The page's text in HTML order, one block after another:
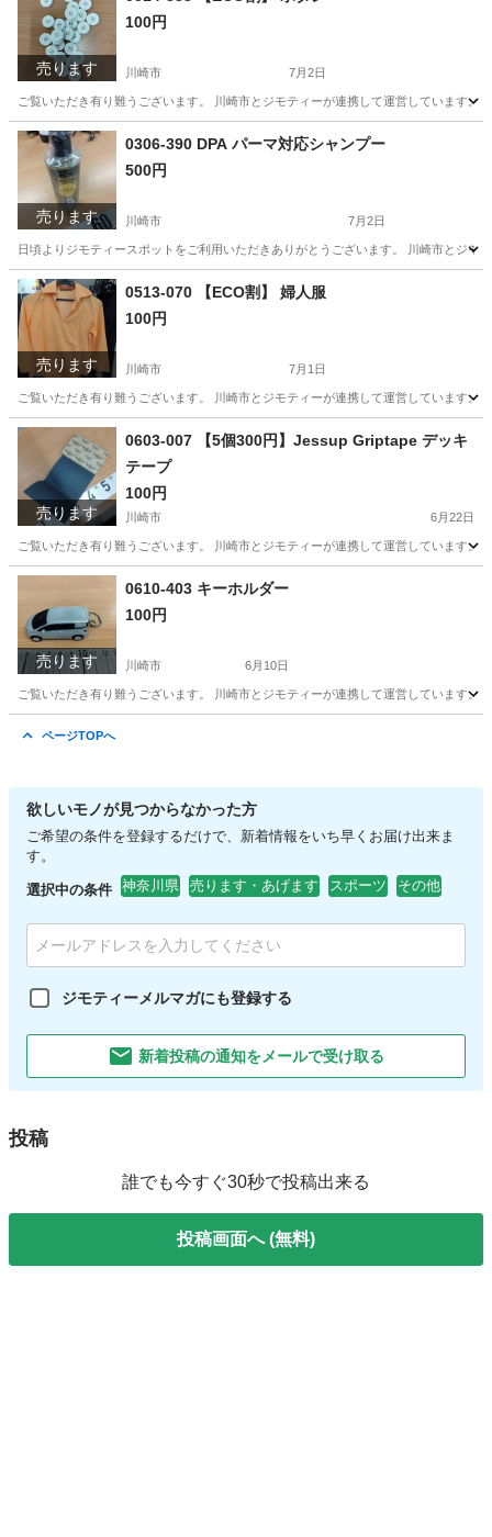
売ります
100円
川崎市 7月2日
ご覧いただき有り難うございます。 川崎市とジモティーが連携して運営していま
神奈川 川崎市
売ります
0306-390 DPA パーマ対応シャンプー
500円
川崎市 7月2日
日頃よりジモティースポットをご利用いただきありがとうございます。 川崎市とジ
神奈川 川崎市 リユース
売ります
0513-070 【ECO割】 婦人服
100円
川崎市 7月1日
ご覧いただき有り難うございます。 川崎市とジモティーが連携して運営していま
神奈川 川崎市 リユース
売ります
0603-007 【5個300円】Jessup Griptape デッキ
テープ
100円
川崎市 6月22日
ご覧いただき有り難うございます。 川崎市とジモティーが連携して運営していま
神奈川 川崎市 ストリートスポーツ
売ります
0610-403 キーホルダー
100円
川崎市 6月10日
ご覧いただき有り難うございます。 川崎市とジモティーが連携して運営していま
ページTOPへ
欲しいモノが見つからなかった方
ご希望の条件を登録するだけで、新着情報をいち早くお届け出来ま
す。
選択中の条件 神奈川県 売ります・あげます スポーツ その他
ジモティーメルマガにも登録する
新着投稿の通知をメールで受け取る
投稿
誰でも今すぐ30秒で投稿出来る
投稿画面へ (無料)